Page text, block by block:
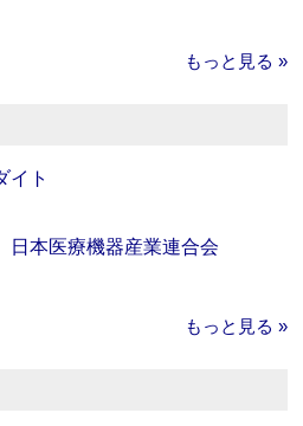
もっと見る »
イト
本医療機器産業連合会
もっと見る »